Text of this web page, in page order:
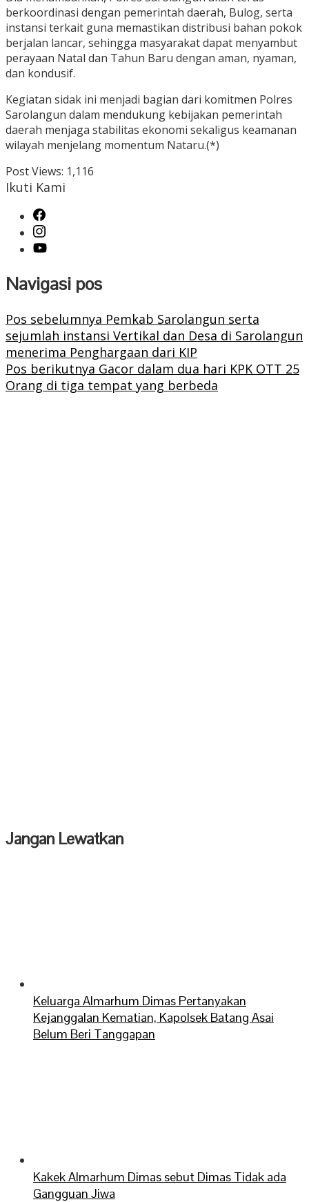
berkoordinasi dengan pemerintah daerah, Bulog, serta
instansi terkait guna memastikan distribusi bahan pokok
berjalan lancar, sehingga masyarakat dapat menyambut
perayaan Natal dan Tahun Baru dengan aman, nyaman,
dan kondusif.
Kegiatan sidak ini menjadi bagian dari komitmen Polres
Sarolangun dalam mendukung kebijakan pemerintah
daerah menjaga stabilitas ekonomi sekaligus keamanan
wilayah menjelang momentum Nataru.(*)
Post Views: 1,116
Ikuti Kami
Navigasi pos
Pos sebelumnya Pemkab Sarolangun serta
sejumlah instansi Vertikal dan Desa di Sarolangun
menerima Penghargaan dari KIP
Pos berikutnya Gacor dalam dua hari KPK OTT 25
Orang di tiga tempat yang berbeda
Jangan Lewatkan
Keluarga Almarhum Dimas Pertanyakan
Kejanggalan Kematian, Kapolsek Batang Asai
Belum Beri Tanggapan
Kakek Almarhum Dimas sebut Dimas Tidak ada
Gangguan Jiwa